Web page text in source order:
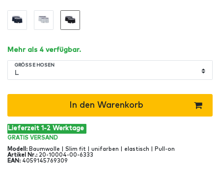
Mehr als 4 verfügbar.
GRÖSSE HOSEN
In den Warenkorb
Lieferzeit 1-2 Werktage
GRATIS VERSAND
Modell : Baumwolle | Slim fit | unifarben | elastisch | Pull-on
Artikel Nr.: 20-10004-00-6333
EAN : 4059145769309